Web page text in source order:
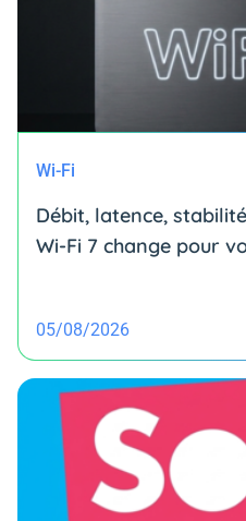
Wi-Fi
Débit, latence,
Wi-Fi 7 change pour
05/08/2026